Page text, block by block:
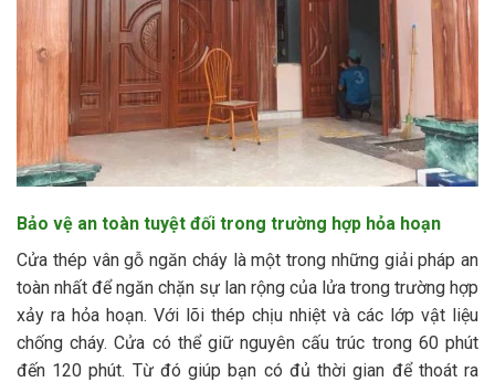
Bảo vệ an toàn tuyệt đối trong trường hợp hỏa hoạn
Cửa thép vân gỗ ngăn cháy là một trong những giải pháp an
toàn nhất để ngăn chặn sự lan rộng của lửa trong trường hợp
xảy ra hỏa hoạn. Với lõi thép chịu nhiệt và các lớp vật liệu
chống cháy. Cửa có thể giữ nguyên cấu trúc trong 60 phút
đến 120 phút. Từ đó giúp bạn có đủ thời gian để thoát ra